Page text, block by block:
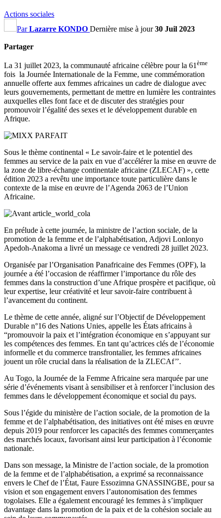
Actions sociales
ParLazarre KONDO Dernière mise à jour30 Juil 2023
Partager
La 31 juillet 2023, la communauté africaine célèbre pour la 61 ème
fois la Journée Internationale de la Femme, une commémoration
annuelle offerte aux femmes africaines un cadre de dialogue avec
leurs gouvernements, permettant de mettre en lumière les contraintes
auxquelles elles font face et de discuter des stratégies pour
promouvoir l’égalité des sexes et le développement durable en
Afrique.
Sous le thème continental « Le savoir-faire et le potentiel des
femmes au service de la paix en vue d’accélérer la mise en œuvre de
la zone de libre-échange continentale africaine (ZLECAF) », cette
édition 2023 a revêtu une importance toute particulière dans le
contexte de la mise en œuvre de l’Agenda 2063 de l’Union
Africaine.
En prélude à cette journée, la ministre de l’action sociale, de la
promotion de la femme et de l’alphabétisation, Adjovi Lonlonyo
Apedoh-Anakoma a livré un message ce vendredi 28 juillet 2023.
Organisée par l’Organisation Panafricaine des Femmes (OPF), la
journée a été l’occasion de réaffirmer l’importance du rôle des
femmes dans la construction d’une Afrique prospère et pacifique, où
leur expertise, leur créativité et leur savoir-faire contribuent à
l’avancement du continent.
Le thème de cette année, aligné sur l’Objectif de Développement
Durable n°16 des Nations Unies, appelle les États africains à
“promouvoir la paix et l’intégration économique en s’appuyant sur
les compétences des femmes. En tant qu’actrices clés de l’économie
informelle et du commerce transfrontalier, les femmes africaines
jouent un rôle crucial dans la réalisation de la ZLECAf’’.
Au Togo, la Journée de la Femme Africaine sera marquée par une
série d’événements visant à sensibiliser et à renforcer l’inclusion des
femmes dans le développement économique et social du pays.
Sous l’égide du ministère de l’action sociale, de la promotion de la
femme et de l’alphabétisation, des initiatives ont été mises en œuvre
depuis 2019 pour renforcer les capacités des femmes commerçantes
des marchés locaux, favorisant ainsi leur participation à l’économie
nationale.
Dans son message, la Ministre de l’action sociale, de la promotion
de la femme et de l’alphabétisation, a exprimé sa reconnaissance
envers le Chef de l’État, Faure Essozimna GNASSINGBE, pour sa
vision et son engagement envers l’autonomisation des femmes
togolaises. Elle a également encouragé les femmes à s’impliquer
davantage dans la promotion de la paix et de la cohésion sociale au